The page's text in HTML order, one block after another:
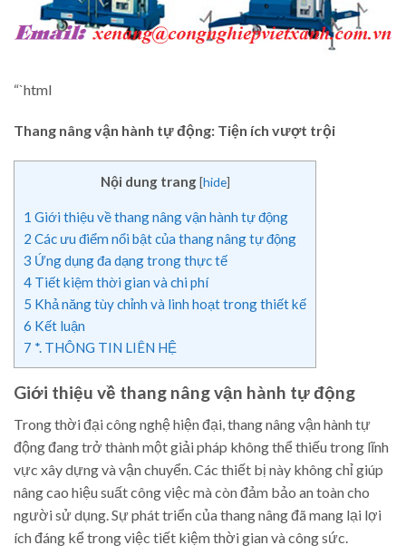
“`html
Thang nâng vận hành tự động: Tiện ích vượt trội
Nội dung trang [hide]
1 Giới thiệu về thang nâng vận hành tự động
2 Các ưu điểm nổi bật của thang nâng tự động
3 Ứng dụng đa dạng trong thực tế
4 Tiết kiệm thời gian và chi phí
5 Khả năng tùy chỉnh và linh hoạt trong thiết kế
6 Kết luận
7 *. THÔNG TIN LIÊN HỆ
Giới thiệu về thang nâng vận hành tự động
Trong thời đại công nghệ hiện đại, thang nâng vận hành tự
động đang trở thành một giải pháp không thể thiếu trong lĩnh
vực xây dựng và vận chuyển. Các thiết bị này không chỉ giúp
nâng cao hiệu suất công việc mà còn đảm bảo an toàn cho
người sử dụng. Sự phát triển của thang nâng đã mang lại lợi
ích đáng kể trong việc tiết kiệm thời gian và công sức.